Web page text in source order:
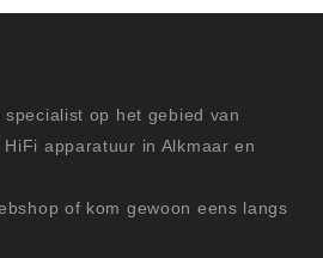
op het gebied van
apparatuur in Alkmaar en
of kom gewoon eens langs